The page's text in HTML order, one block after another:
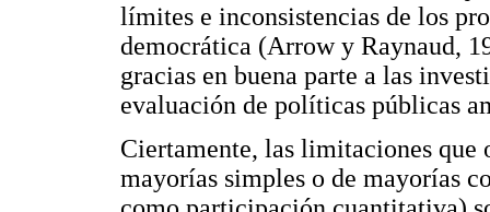
límites e inconsistencias de los
democrática (Arrow y Raynaud,
gracias en buena parte a las
evaluación de políticas públicas
Ciertamente, las limitaciones que
mayorías simples o de mayorías